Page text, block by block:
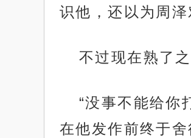
识他，还以为周泽
不过现在熟了
“没事不能给你
在他发作前终于